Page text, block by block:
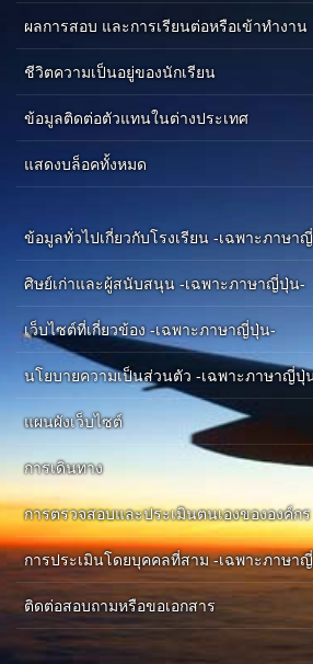
ผลการสอบ และการเรียนต่อหรือเข้าทำงาน
ชีวิตความเป็นอยู่ของนักเรียน
ข้อมูลติดต่อตัวแทนในต่างประเทศ
แสดงบล็อคทั้งหมด
ข้อมูลทั่วไปเกี่ยวกับโรงเรียน -เฉพาะภาษา
ศิษย์เก่าและผู้สนับสนุน -เฉพาะภาษาญี่ปุ่น-
เว็บไซต์ที่เกี่ยวข้อง -เฉพาะภาษาญี่ปุ่น-
นโยบายความเป็นส่วนตัว -เฉพาะภาษาญี่ปุ่
แผนผังเว็บไซต์
การเดินทาง
การตรวจสอบและประเมินตนเองขององค์ก
การประเมินโดยบุคคลที่สาม -เฉพาะภาษา
ติดต่อสอบถามหรือขอเอกสาร